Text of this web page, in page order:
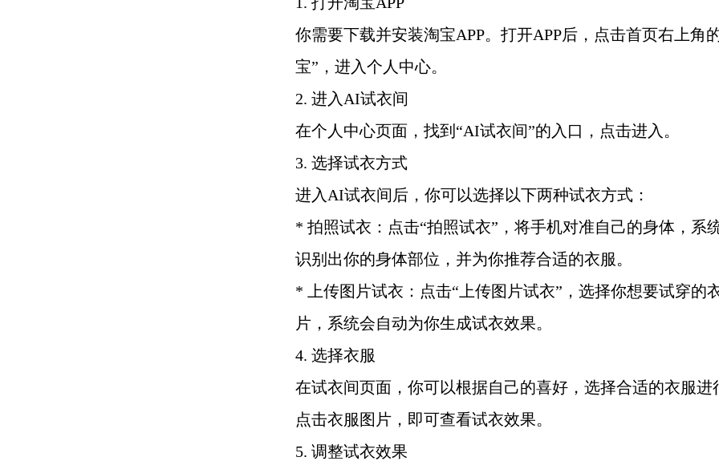
你需要下载并安装淘宝APP。打开APP后，点击首页右上角
宝”，进入个人中心。
2. 进入AI试衣间
在个人中心页面，找到“AI试衣间”的入口，点击进入。
3. 选择试衣方式
进入AI试衣间后，你可以选择以下两种试衣方式：
* 拍照试衣：点击“拍照试衣”，将手机对准自己的身体，系
识别出你的身体部位，并为你推荐合适的衣服。
* 上传图片试衣：点击“上传图片试衣”，选择你想要试穿的
片，系统会自动为你生成试衣效果。
4. 选择衣服
在试衣间页面，你可以根据自己的喜好，选择合适的衣服进
点击衣服图片，即可查看试衣效果。
5. 调整试衣效果